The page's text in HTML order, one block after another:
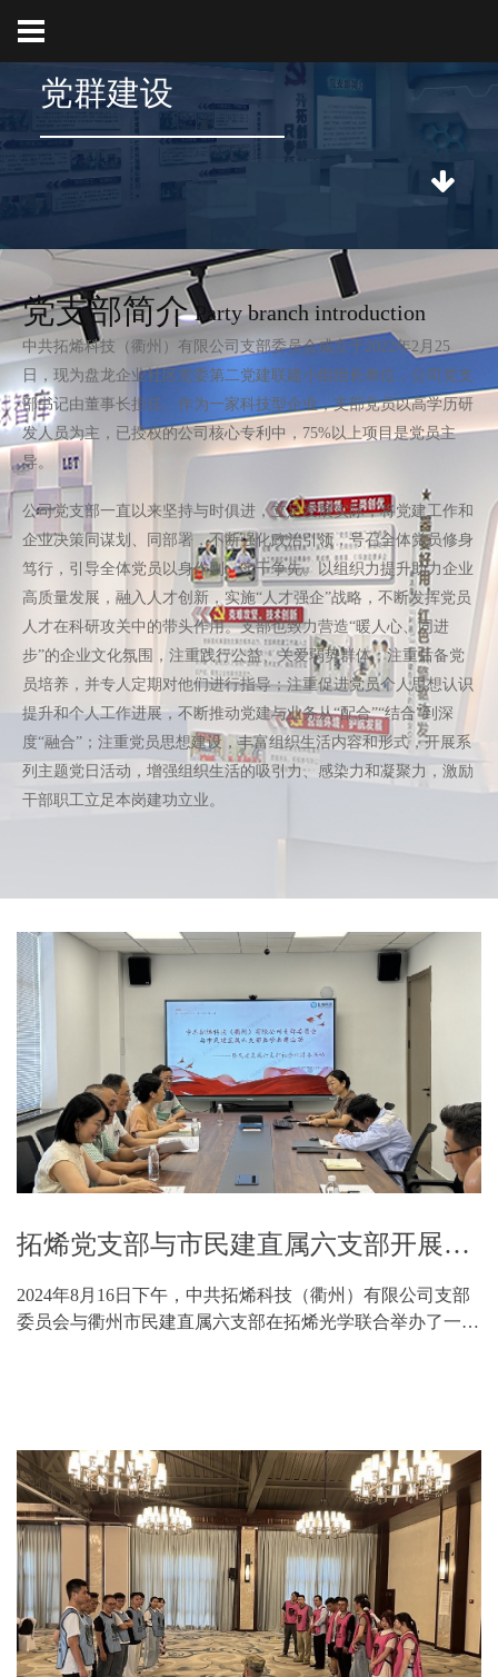
党群建设
Party branch introduction
党支部简介
中共拓烯科技（衢州）有限公司支部委员会成立于2022年2月25
日，现为盘龙企业社区党委第二党建联建小组组长单位，公司党支
部书记由董事长担任。作为一家科技型企业，支部党员以高学历研
发人员为主，已授权的公司核心专利中，75%以上项目是党员主
导。
公司党支部一直以来坚持与时俱进，立足发展实际，将党建工作和
企业决策同谋划、同部署，不断强化政治引领，号召全体党员修身
笃行，引导全体党员以身作则、实干争先。以组织力提升助力企业
高质量发展，融入人才创新，实施“人才强企”战略，不断发挥党员
人才在科研攻关中的带头作用。支部也致力营造“暖人心、同进
步”的企业文化氛围，注重践行公益、关爱弱势群体；注重后备党
员培养，并专人定期对他们进行指导；注重促进党员个人思想认识
提升和个人工作进展，不断推动党建与业务从“配合”“结合”到深
度“融合”；注重党员思想建设，丰富组织生活内容和形式，开展系
列主题党日活动，增强组织生活的吸引力、感染力和凝聚力，激励
干部职工立足本岗建功立业。
拓烯党支部与市民建直属六支部开展共学共建暨服务企业活动
2024年8月16日下午，中共拓烯科技（衢州）有限公司支部
委员会与衢州市民建直属六支部在拓烯光学联合举办了一场